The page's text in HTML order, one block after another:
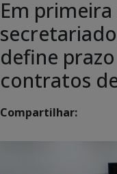
Em
define
contratos
Compartilhar: